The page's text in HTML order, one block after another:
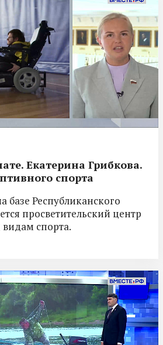
Екатерина Грибкова.
спорта
базе Республиканского
просветительский центр
спорта.